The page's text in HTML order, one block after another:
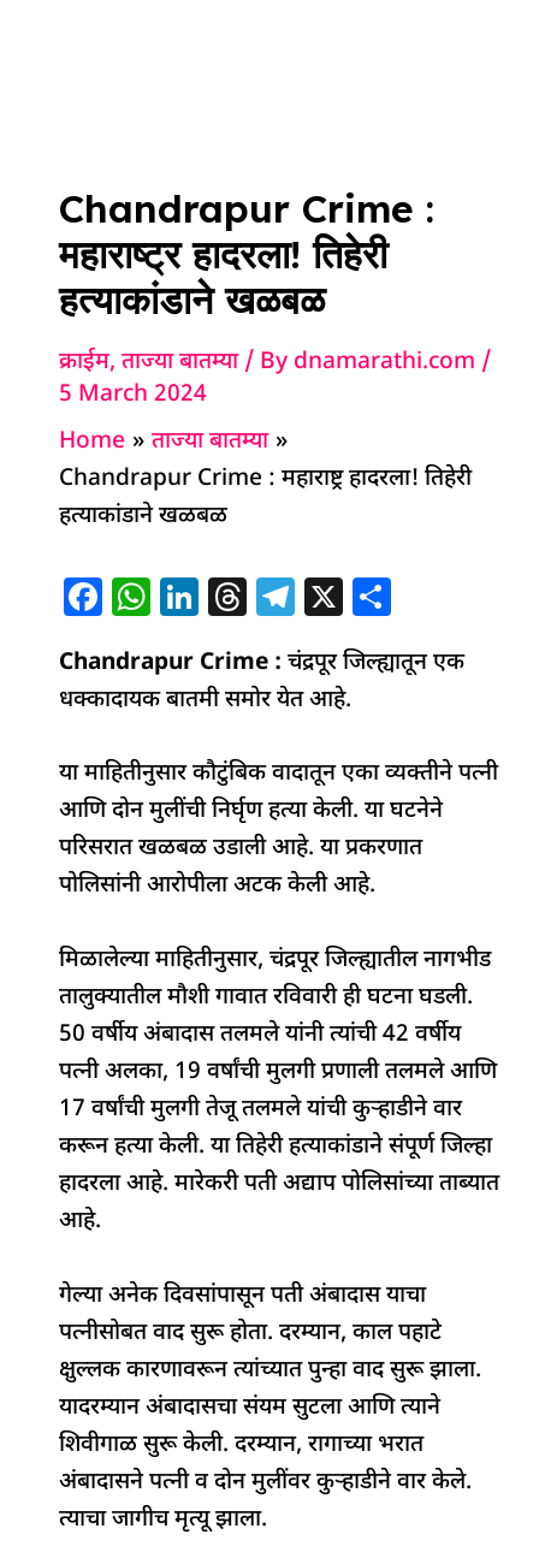
Chandrapur Crime :
महाराष्ट्र हादरला! तिहेरी
हत्याकांडाने खळबळ
क्राईम,ताज्या बातम्या/ By dnamarathi.com /
5 March 2024
Home
ताज्या बातम्या
Chandrapur Crime : महाराष्ट्र हादरला! तिहेरी
हत्याकांडाने खळबळ
F
c
e
b
o
o
k
W
at
s
p
p
Li
k
e
dI
n
T
re
a
s
T
e
g
m
X
ar
Chandrapur Crime :चंद्रपूर जिल्ह्यातून एक
धक्कादायक बातमी समोर येत आहे.
या माहितीनुसार कौटुंबिक वादातून एका व्यक्तीने पत्नी
आणि दोन मुलींची निर्घृण हत्या केली. या घटनेने
परिसरात खळबळ उडाली आहे. या प्रकरणात
पोलिसांनी आरोपीला अटक केली आहे.
मिळालेल्या माहितीनुसार, चंद्रपूर जिल्ह्यातील नागभीड
तालुक्यातील मौशी गावात रविवारी ही घटना घडली.
50 वर्षीय अंबादास तलमले यांनी त्यांची 42 वर्षीय
पत्नी अलका, 19 वर्षांची मुलगी प्रणाली तलमले आणि
17 वर्षांची मुलगी तेजू तलमले यांची कुऱ्हाडीने वार
करून हत्या केली. या तिहेरी हत्याकांडाने संपूर्ण जिल्हा
हादरला आहे. मारेकरी पती अद्याप पोलिसांच्या ताब्यात
आहे.
गेल्या अनेक दिवसांपासून पती अंबादास याचा
पत्नीसोबत वाद सुरू होता. दरम्यान, काल पहाटे
क्षुल्लक कारणावरून त्यांच्यात पुन्हा वाद सुरू झाला.
यादरम्यान अंबादासचा संयम सुटला आणि त्याने
शिवीगाळ सुरू केली. दरम्यान, रागाच्या भरात
अंबादासने पत्नी व दोन मुलींवर कुऱ्हाडीने वार केले.
त्याचा जागीच मृत्यू झाला.